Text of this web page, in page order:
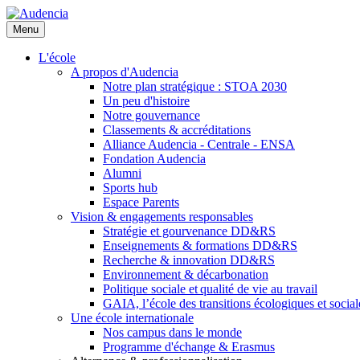
Aller
au
contenu
principal
Menu
L'école
A propos d'Audencia
Notre plan stratégique : STOA 2030
Un peu d'histoire
Notre gouvernance
Classements & accréditations
Alliance Audencia - Centrale - ENSA
Fondation Audencia
Alumni
Sports hub
Espace Parents
Vision & engagements responsables
Stratégie et gourvenance DD&RS
Enseignements & formations DD&RS
Recherche & innovation DD&RS
Environnement & décarbonation
Politique sociale et qualité de vie au travail
GAIA, l’école des transitions écologiques et
Une école internationale
Nos campus dans le monde
Programme d'échange & Erasmus